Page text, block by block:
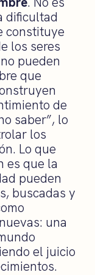
dificultad
constituye
los seres
pueden
que
de
saber”, lo
los
Lo que
es que la
pueden
buscadas y
una
el juicio